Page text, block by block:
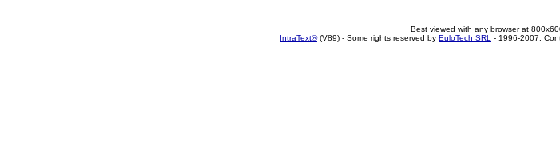
Best viewed with any browser at
IntraText®(V89) - Some rights reserved by EuloTech SRL - 1996-2007.